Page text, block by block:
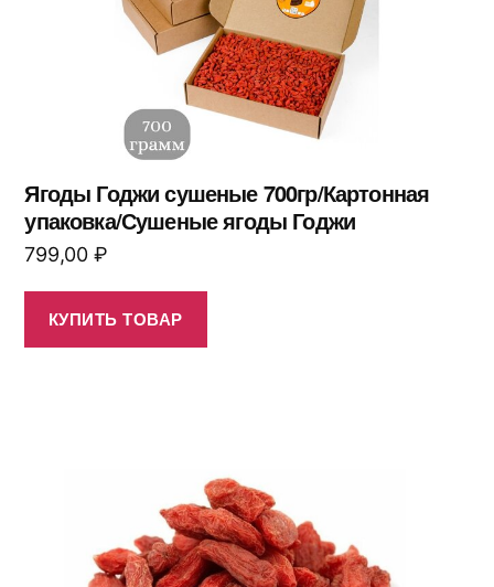
Ягоды Годжи сушеные 700гр/Картонная
упаковка/Сушеные ягоды Годжи
799,00 ₽
КУПИТЬ ТОВАР